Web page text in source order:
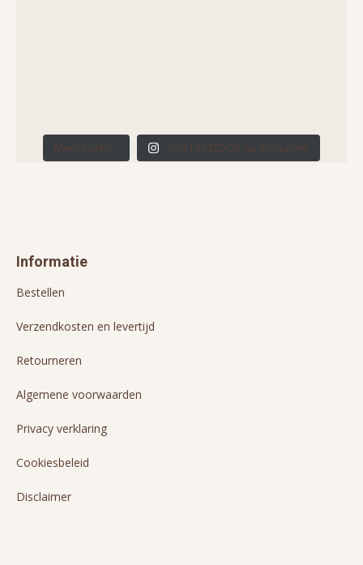
Meer laden... Volg HUIZEDOP op Instagram
Informatie
Bestellen
Verzendkosten en levertijd
Retourneren
Algemene voorwaarden
Privacy verklaring
Cookiesbeleid
Disclaimer